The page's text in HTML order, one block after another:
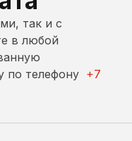
так и с
в любой
по телефону +7